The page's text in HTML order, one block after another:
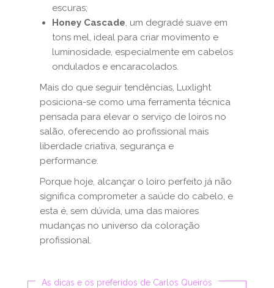
escuras;
Honey Cascade, um degradé suave em
tons mel, ideal para criar movimento e
luminosidade, especialmente em cabelos
ondulados e encaracolados.
Mais do que seguir tendências, Luxlight
posiciona-se como uma ferramenta técnica
pensada para elevar o serviço de loiros no
salão, oferecendo ao profissional mais
liberdade criativa, segurança e
performance.
Porque hoje, alcançar o loiro perfeito já não
significa comprometer a saúde do cabelo, e
esta é, sem dúvida, uma das maiores
mudanças no universo da coloração
profissional.
As dicas e os preferidos de Carlos Queirós